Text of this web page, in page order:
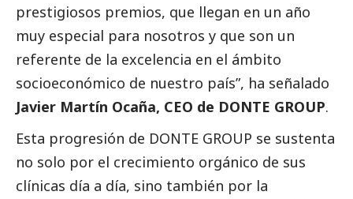
prestigiosos premios, que llegan en un año
muy especial para nosotros y que son un
referente de la excelencia en el ámbito
socioeconómico de nuestro país”, ha señalado
Javier Martín Ocaña, CEO de DONTE GROUP.
Esta progresión de DONTE GROUP se sustenta
no solo por el crecimiento orgánico de sus
clínicas día a día, sino también por la